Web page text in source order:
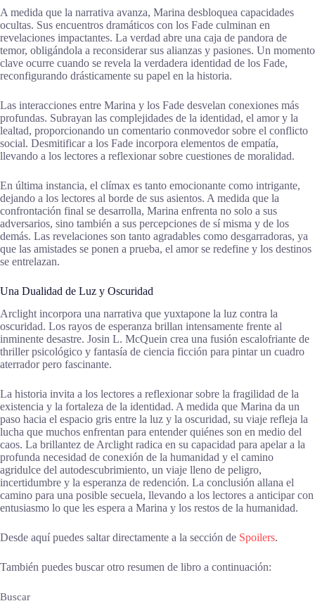
A medida que la narrativa avanza, Marina desbloquea capacidades
ocultas. Sus encuentros dramáticos con los Fade culminan en
revelaciones impactantes. La verdad abre una caja de pandora de
temor, obligándola a reconsiderar sus alianzas y pasiones. Un momento
clave ocurre cuando se revela la verdadera identidad de los Fade,
reconfigurando drásticamente su papel en la historia.
Las interacciones entre Marina y los Fade desvelan conexiones más
profundas. Subrayan las complejidades de la identidad, el amor y la
lealtad, proporcionando un comentario conmovedor sobre el conflicto
social. Desmitificar a los Fade incorpora elementos de empatía,
llevando a los lectores a reflexionar sobre cuestiones de moralidad.
En última instancia, el clímax es tanto emocionante como intrigante,
dejando a los lectores al borde de sus asientos. A medida que la
confrontación final se desarrolla, Marina enfrenta no solo a sus
adversarios, sino también a sus percepciones de sí misma y de los
demás. Las revelaciones son tanto agradables como desgarradoras, ya
que las amistades se ponen a prueba, el amor se redefine y los destinos
se entrelazan.
Una Dualidad de Luz y Oscuridad
Arclight incorpora una narrativa que yuxtapone la luz contra la
oscuridad. Los rayos de esperanza brillan intensamente frente al
inminente desastre. Josin L. McQuein crea una fusión escalofriante de
thriller psicológico y fantasía de ciencia ficción para pintar un cuadro
aterrador pero fascinante.
La historia invita a los lectores a reflexionar sobre la fragilidad de la
existencia y la fortaleza de la identidad. A medida que Marina da un
paso hacia el espacio gris entre la luz y la oscuridad, su viaje refleja la
lucha que muchos enfrentan para entender quiénes son en medio del
caos. La brillantez de Arclight radica en su capacidad para apelar a la
profunda necesidad de conexión de la humanidad y el camino
agridulce del autodescubrimiento, un viaje lleno de peligro,
incertidumbre y la esperanza de redención. La conclusión allana el
camino para una posible secuela, llevando a los lectores a anticipar con
entusiasmo lo que les espera a Marina y los restos de la humanidad.
Desde aquí puedes saltar directamente a la sección de Spoilers.
También puedes buscar otro resumen de libro a continuación:
Buscar